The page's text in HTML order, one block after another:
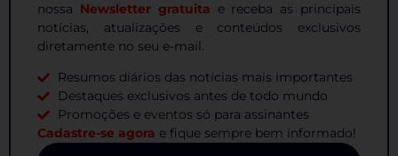
nossa Newsletter gratuita e receba as principais
notícias, atualizações e conteúdos exclusivos
diretamente no seu e-mail.
Resumos diários das notícias mais importantes
Destaques exclusivos antes de todo mundo
Promoções e eventos só para assinantes
Cadastre-se agora e fique sempre bem informado!